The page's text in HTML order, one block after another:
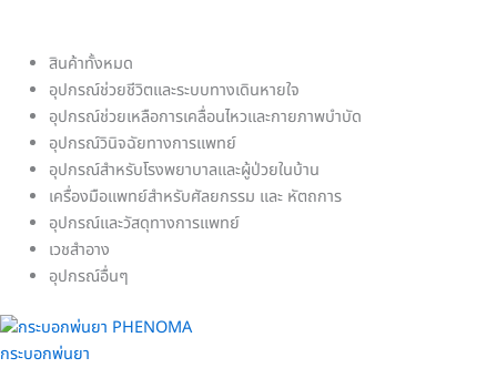
สินค้าทั้งหมด
อุปกรณ์ช่วยชีวิตและระบบทางเดินหายใจ
อุปกรณ์ช่วยเหลือการเคลื่อนไหวและกายภาพบำบัด
อุปกรณ์วินิจฉัยทางการแพทย์
อุปกรณ์สำหรับโรงพยาบาลและผู้ป่วยในบ้าน
เครื่องมือแพทย์สำหรับศัลยกรรม และ หัตถการ
อุปกรณ์และวัสดุทางการแพทย์
เวชสำอาง
อุปกรณ์อื่นๆ
กระบอกพ่นยา